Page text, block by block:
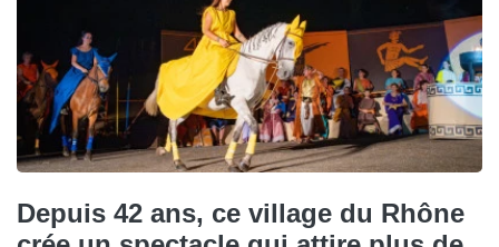
Depuis 42 ans, ce village du Rhône